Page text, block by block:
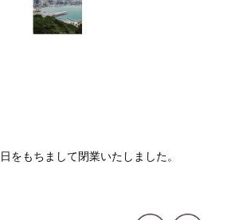
をもちまして閉業いたしました。